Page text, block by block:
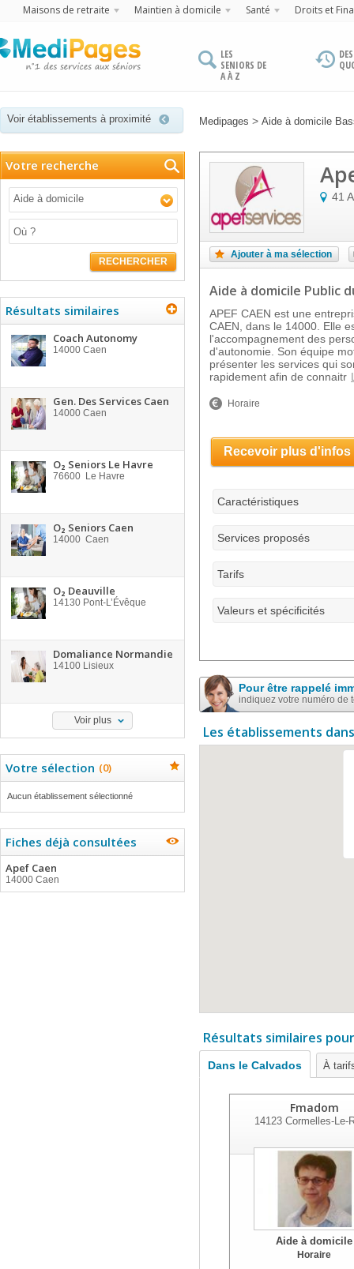
Maisons de retraite Maintien à domicile Santé Droits et
LES
SENIORS DE
A À Z
Voir établissements à proximité Medipages > Aide à domicile
Votre recherche
Aide à domicile
RECHERCHER
Résultats similaires
Coach Autonomy
14000 Caen
Gen. Des Services Caen
14000 Caen
O₂ Seniors Le Havre
76600 Le Havre
O₂ Seniors Caen
14000 Caen
O₂ Deauville
14130 Pont-L’Évêque
Domaliance Normandie
14100 Lisieux
Voir plus
Votre sélection (0)
Aucun établissement sélectionné
Fiches déjà consultées
Apef Caen
14000 Caen
41
Ajouter à ma sélection
Aide à domicile Public
APEF CAEN est une
CAEN, dans le 14000. Elle
l'accompagnement des
d'autonomie. Son équipe
présenter les services qui
rapidement afin de connaitr
Horaire
Recevoir plus d'infos
Caractéristiques
Services proposés
Tarifs
Valeurs et spécificités
Pour être rappelé
indiquez votre numéro de
Les établissements
Résultats similaires
Dans le Calvados À
Fmadom
14123Cormelles-Le-
Aide à domicile
Horaire